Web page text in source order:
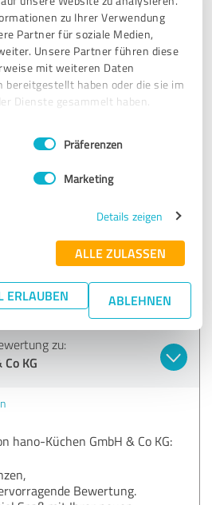
zu Ihrer Verwendung
Partner für soziale Medien,
Unsere Partner führen diese
mit weiteren Daten
bereitgestellt haben oder die sie im
Dienste gesammelt haben.
Präferenzen
Marketing
Details zeigen
ALLE ZULASSEN
ERLAUBEN ABLEHNEN
hano-Küchen GmbH & Co KG:
Bewertung.
Empfehlung
zu:
KG
hano-Küchen GmbH & Co KG:
Bewertung.